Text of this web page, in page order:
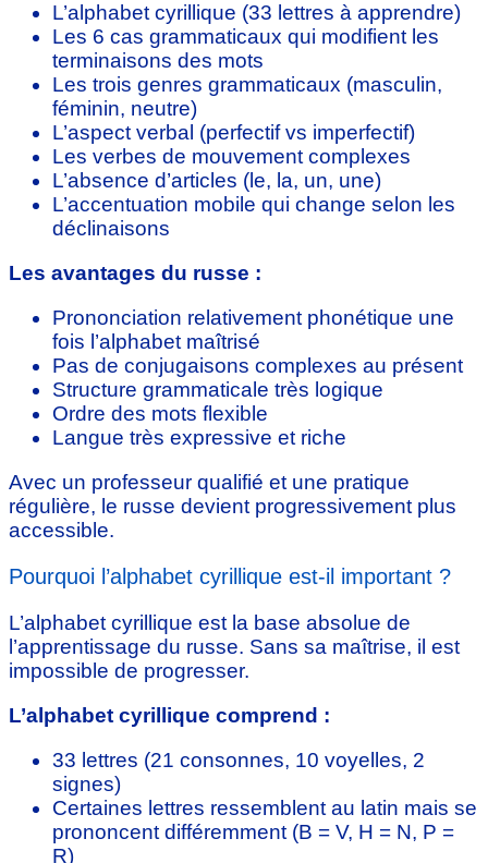
L’alphabet cyrillique (33 lettres à apprendre)
Les 6 cas grammaticaux qui modifient les
terminaisons des mots
Les trois genres grammaticaux (masculin,
féminin, neutre)
L’aspect verbal (perfectif vs imperfectif)
Les verbes de mouvement complexes
L’absence d’articles (le, la, un, une)
L’accentuation mobile qui change selon les
déclinaisons
Les avantages du russe :
Prononciation relativement phonétique une
fois l’alphabet maîtrisé
Pas de conjugaisons complexes au présent
Structure grammaticale très logique
Ordre des mots flexible
Langue très expressive et riche
Avec un professeur qualifié et une pratique
régulière, le russe devient progressivement plus
accessible.
Pourquoi l’alphabet cyrillique est-il important ?
L’alphabet cyrillique est la base absolue de
l’apprentissage du russe. Sans sa maîtrise, il est
impossible de progresser.
L’alphabet cyrillique comprend :
33 lettres (21 consonnes, 10 voyelles, 2
signes)
Certaines lettres ressemblent au latin mais se
prononcent différemment (В = V, Н = N, Р =
R)